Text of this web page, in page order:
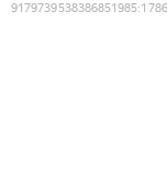
9179739538386851985: